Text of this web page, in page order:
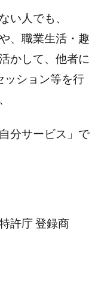
い人でも、
、職業生活・趣
かして、他者に
ッション等を行
分サービス」で
許庁 登録商